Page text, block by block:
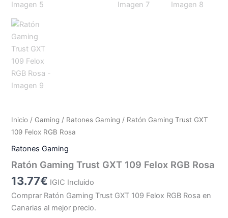
Inicio / Gaming / Ratones Gaming / Ratón Gaming Trust GXT
109 Felox RGB Rosa
Ratones Gaming
Ratón Gaming Trust GXT 109 Felox RGB Rosa
13.77€ IGIC Incluido
Comprar Ratón Gaming Trust GXT 109 Felox RGB Rosa en
Canarias al mejor precio.